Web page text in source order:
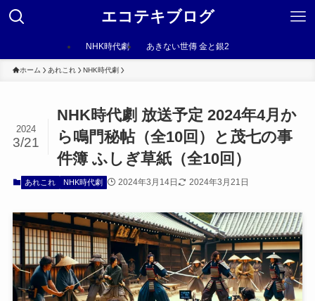
エコテキブログ
NHK時代劇 あきない世傳 金と銀2
ホーム あれこれ NHK時代劇
NHK時代劇 放送予定 2024年4月か
ら鳴門秘帖（全10回）と茂七の事
件簿 ふしぎ草紙（全10回）
2024
3/21
あれこれ NHK時代劇 2024年3月14日 2024年3月21日